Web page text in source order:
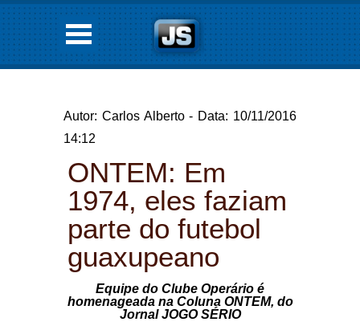
Autor: Carlos Alberto - Data: 10/11/2016
14:12
ONTEM: Em
1974, eles faziam
parte do futebol
guaxupeano
Equipe do Clube Operário é
homenageada na Coluna ONTEM, do
Jornal JOGO SÉRIO